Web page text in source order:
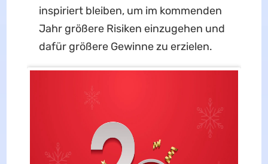
inspiriert bleiben, um im kommenden
Jahr größere Risiken einzugehen und
dafür größere Gewinne zu erzielen.